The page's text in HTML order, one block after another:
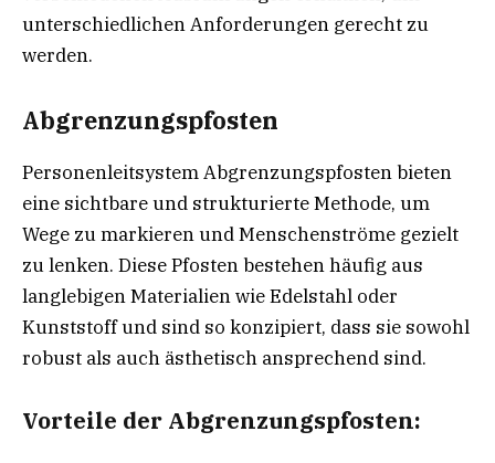
unterschiedlichen Anforderungen gerecht zu
werden.
Abgrenzungspfosten
Personenleitsystem Abgrenzungspfosten bieten
eine sichtbare und strukturierte Methode, um
Wege zu markieren und Menschenströme gezielt
zu lenken. Diese Pfosten bestehen häufig aus
langlebigen Materialien wie Edelstahl oder
Kunststoff und sind so konzipiert, dass sie sowohl
robust als auch ästhetisch ansprechend sind.
Vorteile der Abgrenzungspfosten: